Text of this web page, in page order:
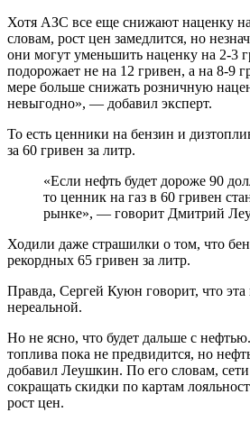
Хотя АЗС все еще снижают наценку
словам, рост цен замедлится, но
они могут уменьшить наценку на 2-3
подорожает не на 12 гривен, а на 8-9
мере больше снижать розничную
невыгодно», — добавил эксперт.
То есть ценники на бензин и
за 60 гривен за литр.
«Если нефть будет дороже 90
то ценник на газ в 60 гривен
рынке», — говорит Дмитрий
Ходили даже страшилки о том, что
рекордных 65 гривен за литр.
Правда, Сергей Куюн говорит, что эта
нереальной.
Но не ясно, что будет дальше с
топлива пока не предвидится, но
добавил Леушкин. По его словам, сети
сокращать скидки по картам
рост цен.